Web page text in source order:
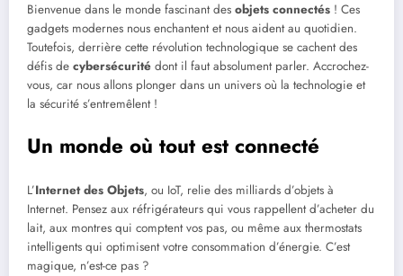
Bienvenue dans le monde fascinant des objets connectés ! Ces
gadgets modernes nous enchantent et nous aident au quotidien.
Toutefois, derrière cette révolution technologique se cachent des
défis de cybersécurité dont il faut absolument parler. Accrochez-
vous, car nous allons plonger dans un univers où la technologie et
la sécurité s’entremêlent !
Un monde où tout est connecté
L’Internet des Objets, ou IoT, relie des milliards d’objets à
Internet. Pensez aux réfrigérateurs qui vous rappellent d’acheter du
lait, aux montres qui comptent vos pas, ou même aux thermostats
intelligents qui optimisent votre consommation d’énergie. C’est
magique, n’est-ce pas ?